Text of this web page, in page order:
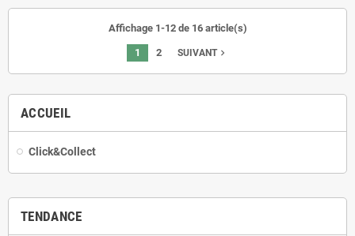
ACCUEIL
Click&Collect
TENDANCE
Affichage 1-12 de 16 article(s)
1 2 SUIVANTnavigate_next